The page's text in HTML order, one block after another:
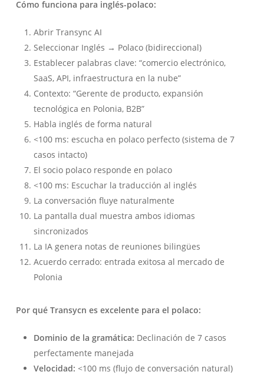
Cómo funciona para inglés-polaco:
Abrir Transync AI
Seleccionar Inglés → Polaco (bidireccional)
Establecer palabras clave: “comercio electrónico,
SaaS, API, infraestructura en la nube”
Contexto: “Gerente de producto, expansión
tecnológica en Polonia, B2B”
Habla inglés de forma natural
<100 ms: escucha en polaco perfecto (sistema de 7
casos intacto)
El socio polaco responde en polaco
<100 ms: Escuchar la traducción al inglés
La conversación fluye naturalmente
La pantalla dual muestra ambos idiomas
sincronizados
La IA genera notas de reuniones bilingües
Acuerdo cerrado: entrada exitosa al mercado de
Polonia
Por qué Transycn es excelente para el polaco:
Dominio de la gramática: Declinación de 7 casos
perfectamente manejada
Velocidad: <100 ms (flujo de conversación natural)